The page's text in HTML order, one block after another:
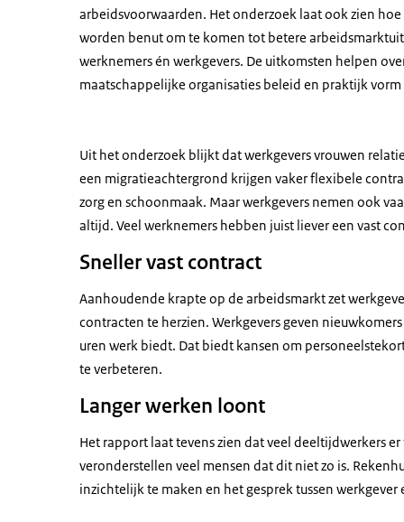
arbeidsvoorwaarden. Het onderzoek laat ook zien
worden benut om te komen tot betere
werknemers én werkgevers. De uitkomsten helpen
maatschappelijke organisaties beleid en praktijk vorm
Uit het onderzoek blijkt dat werkgevers vrouwen
een migratieachtergrond krijgen vaker flexibele
zorg en schoonmaak. Maar werkgevers nemen ook
altijd. Veel werknemers hebben juist liever een vast
Sneller vast contract
Aanhoudende krapte op de arbeidsmarkt zet
contracten te herzien. Werkgevers geven
uren werk biedt. Dat biedt kansen om
te verbeteren.
Langer werken loont
Het rapport laat tevens zien dat veel deeltijdwerkers
veronderstellen veel mensen dat dit niet zo is.
inzichtelijk te maken en het gesprek tussen